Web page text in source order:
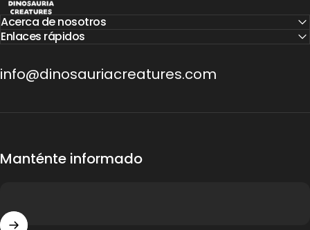
Acerca de nosotros
Enlaces rápidos
info@dinosauriacreatures.com
Manténte informado